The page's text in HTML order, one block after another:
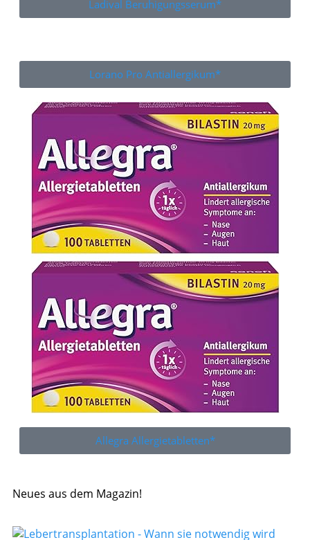
Ladival Beruhigungsserum*
Lorano Pro Antiallergikum*
Allegra Allergietabletten*
Neues aus dem Magazin!